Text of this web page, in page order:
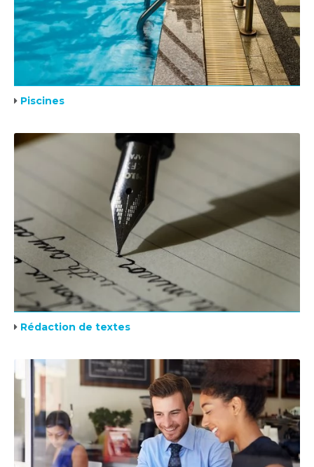
Piscines
Rédaction de textes